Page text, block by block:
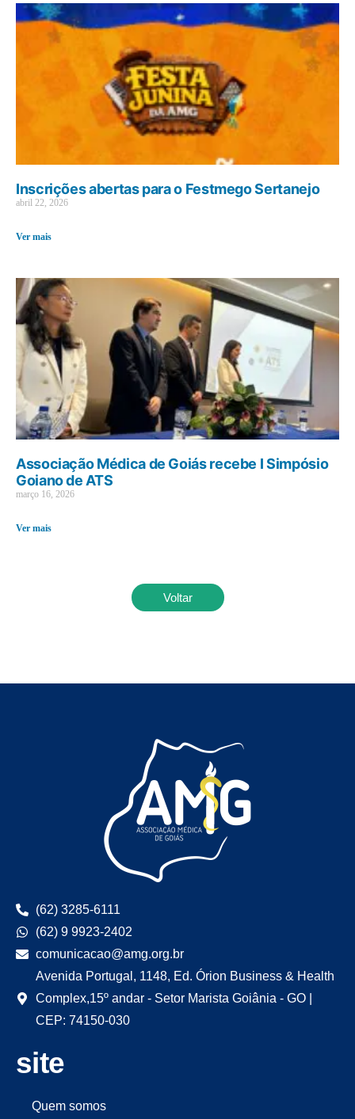
Inscrições abertas para o Festmego Sertanejo
abril 22, 2026
Ver mais
Associação Médica de Goiás recebe I Simpósio
Goiano de ATS
março 16, 2026
Ver mais
Voltar
(62) 3285-6111
(62) 9 9923-2402
comunicacao@amg.org.br
Avenida Portugal, 1148, Ed. Órion Business & Health
Complex,15º andar - Setor Marista Goiânia - GO |
CEP: 74150-030
site
Quem somos